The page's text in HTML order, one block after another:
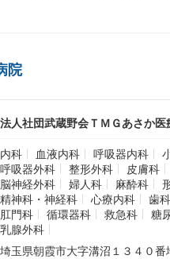
院
人社団武蔵野会ＴＭＧあさか医
内科 血液内科 呼吸器内科
呼吸器外科
整形外科 皮膚科
脳神経外科
婦人科 麻酔科
精神科・神経科
心療内科 歯
肛門科
循環器科 救急科 糖
乳腺外科
埼玉県朝霞市大字溝沼１３４０番